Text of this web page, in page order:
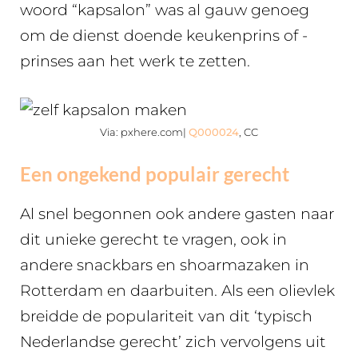
woord “kapsalon” was al gauw genoeg
om de dienst doende keukenprins of -
prinses aan het werk te zetten.
Via: pxhere.com| Q000024 , CC
Een ongekend populair gerecht
Al snel begonnen ook andere gasten naar
dit unieke gerecht te vragen, ook in
andere snackbars en shoarmazaken in
Rotterdam en daarbuiten. Als een olievlek
breidde de populariteit van dit ‘typisch
Nederlandse gerecht’ zich vervolgens uit